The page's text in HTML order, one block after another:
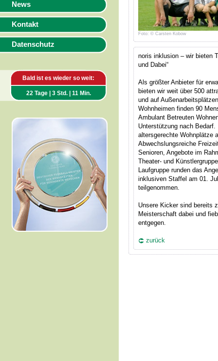
News
Kontakt
Datenschutz
Bald ist es wieder so weit:
22 Tage | 3 Std. | 11 Min.
Foto: © Carsten Kobow
noris inklusion – wir bieten
und Dabei“
Als größter Anbieter für
bieten wir weit über 500
und auf
Wohnheimen finden 90
Ambulant Betreuten
Unterstützung nach
altersgerechte Wohnplätze
Abwechslungsreiche
Senioren, Angebote im
Theater- und
Laufgruppe runden das
inklusiven Staffel am 01.
teilgenommen.
Unsere Kicker sind bereits
Meisterschaft dabei und
entgegen.
zurück